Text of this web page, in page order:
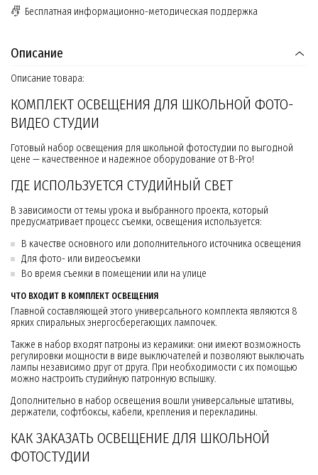
Бесплатная информационно-методическая поддержка
Описание
Описание товара:
КОМПЛЕКТ ОСВЕЩЕНИЯ ДЛЯ ШКОЛЬНОЙ ФОТО-
ВИДЕО СТУДИИ
Готовый набор освещения для школьной фотостудии по выгодной
цене — качественное и надежное оборудование от B-Pro!
ГДЕ ИСПОЛЬЗУЕТСЯ СТУДИЙНЫЙ СВЕТ
В зависимости от темы урока и выбранного проекта, который
предусматривает процесс съемки, освещения используется:
В качестве основного или дополнительного источника освещения
Для фото- или видеосъемки
Во время съемки в помещении или на улице
ЧТО ВХОДИТ В КОМПЛЕКТ ОСВЕЩЕНИЯ
Главной составляющей этого универсального комплекта являются 8
ярких спиральных энергосберегающих лампочек.
Также в набор входят патроны из керамики: они имеют возможность
регулировки мощности в виде выключателей и позволяют выключать
лампы независимо друг от друга. При необходимости с их помощью
можно настроить студийную патронную вспышку.
Дополнительно в набор освещения вошли универсальные штативы,
держатели, софтбоксы, кабели, крепления и перекладины.
КАК ЗАКАЗАТЬ ОСВЕЩЕНИЕ ДЛЯ ШКОЛЬНОЙ
ФОТОСТУДИИ